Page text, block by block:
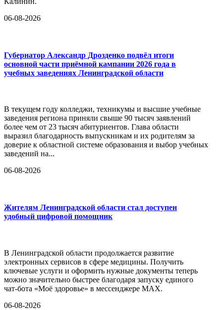
06-08-2026
Губернатор Александр Дрозденко подвёл итоги
основной части приёмной кампании 2026 года в
учебных заведениях Ленинградской области
В текущем году колледжи, техникумы и высшие учебные
заведения региона приняли свыше 90 тысяч заявлений
более чем от 23 тысяч абитуриентов. Глава области
выразил благодарность выпускникам и их родителям за
доверие к областной системе образования и выбор учебных
заведений на...
06-08-2026
Жителям Ленинградской области стал доступен
удобный цифровой помощник
В Ленинградской области продолжается развитие
электронных сервисов в сфере медицины. Получить
ключевые услуги и оформить нужные документы теперь
можно значительно быстрее благодаря запуску единого
чат-бота «Моё здоровье» в мессенджере MAX.
06-08-2026